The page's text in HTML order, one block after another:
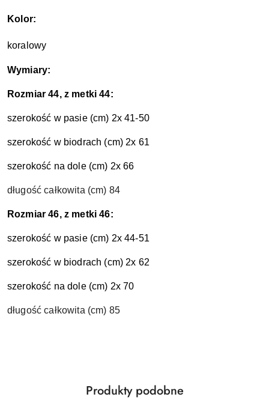
Kolor:
koralowy
Wymiary:
Rozmiar 44, z metki 44:
szerokość w pasie (cm) 2x 41-50
szerokość w biodrach (cm) 2x 61
szerokość na dole (cm) 2x 66
długość całkowita (cm) 84
Rozmiar 46, z metki 46:
szerokość w pasie (cm) 2x 44-51
szerokość w biodrach (cm) 2x 62
szerokość na dole (cm) 2x 70
długość całkowita (cm) 85
Pomiń karuzelę produktów
Produkty
Produkty podobne